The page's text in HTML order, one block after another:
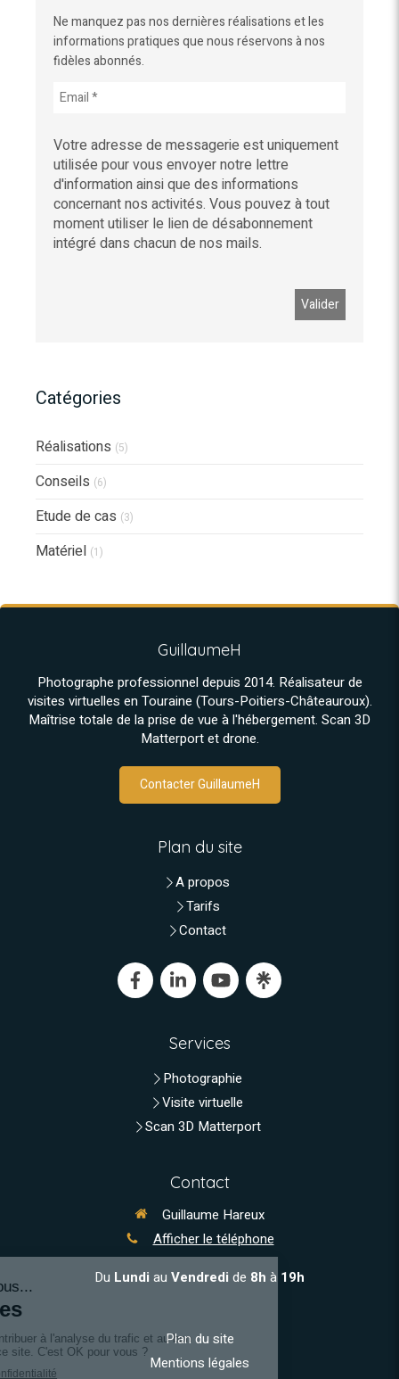
Ne manquez pas nos dernières réalisations et les
informations pratiques que nous réservons à nos
fidèles abonnés.
Votre adresse de messagerie est uniquement
utilisée pour vous envoyer notre lettre
d'information ainsi que des informations
concernant nos activités. Vous pouvez à tout
moment utiliser le lien de désabonnement
intégré dans chacun de nos mails.
Catégories
Réalisations (5)
Conseils (6)
Etude de cas (3)
Matériel (1)
GuillaumeH
Photographe professionnel depuis 2014. Réalisateur de
visites virtuelles en Touraine (Tours-Poitiers-Châteauroux).
Maîtrise totale de la prise de vue à l'hébergement. Scan 3D
Matterport et drone.
Contacter GuillaumeH
Plan du site
A propos
Tarifs
Contact
Services
Photographie
Visite virtuelle
Scan 3D Matterport
Contact
Guillaume Hareux
Afficher le téléphone
Du Lundi au Vendredi de 8h à 19h
Plan du site
Mentions légales